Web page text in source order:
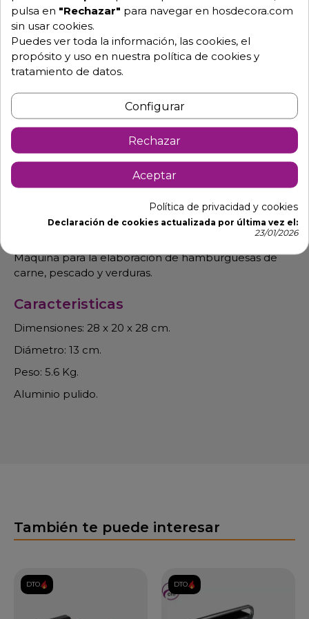
Prensa hamburguesas modeo de 13
cm. FH-130
Para profesional de industrias cárnicas con palanca y
bandejas en acero inox.
Robusta para uso intensivo
con piezas fácil mente desmontables para su
limpieza. Tamaño compacto para ahorrar espacios
en las encimeras, que podrá utilizar en
cualquier superficie de trabajo. Patas con gomas
antideslizantes integradas. Prensado manual
mediante palanca, la cual puede ser accionada sin
Máquina para la elaboración de hamburguesas de
carne, pescado y verduras.
Caracteristicas
Dimensiones: 28 x 20 x 28 cm.
Diámetro: 13 cm.
Peso: 5.6 Kg.
Aluminio pulido.
También te puede interesar
DTO. DTO.
pulsa en "Rechazar" para navegar en hosdecora.com
sin usar cookies.
Puedes ver toda la información, las cookies, el
propósito y uso en nuestra política de cookies y
tratamiento de datos.
Configurar
Rechazar
Aceptar
Política de privacidad y cookies
Declaración de cookies actualizada por última vez el:
23/01/2026